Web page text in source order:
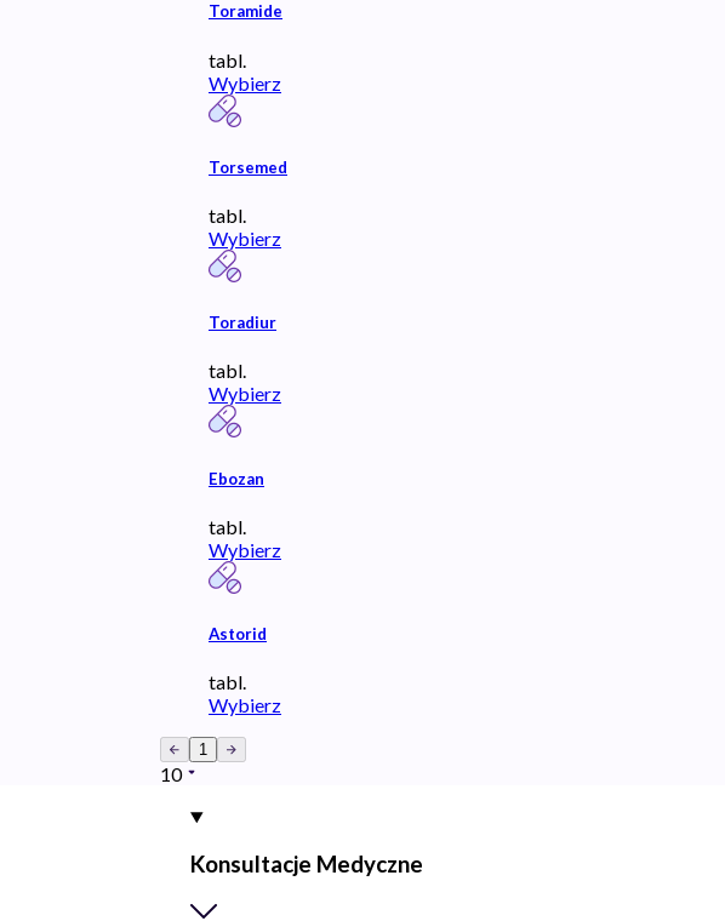
Toramide
tabl.
Wybierz
Torsemed
tabl.
Wybierz
Toradiur
tabl.
Wybierz
Ebozan
tabl.
Wybierz
Astorid
tabl.
Wybierz
1
10
Konsultacje Medyczne